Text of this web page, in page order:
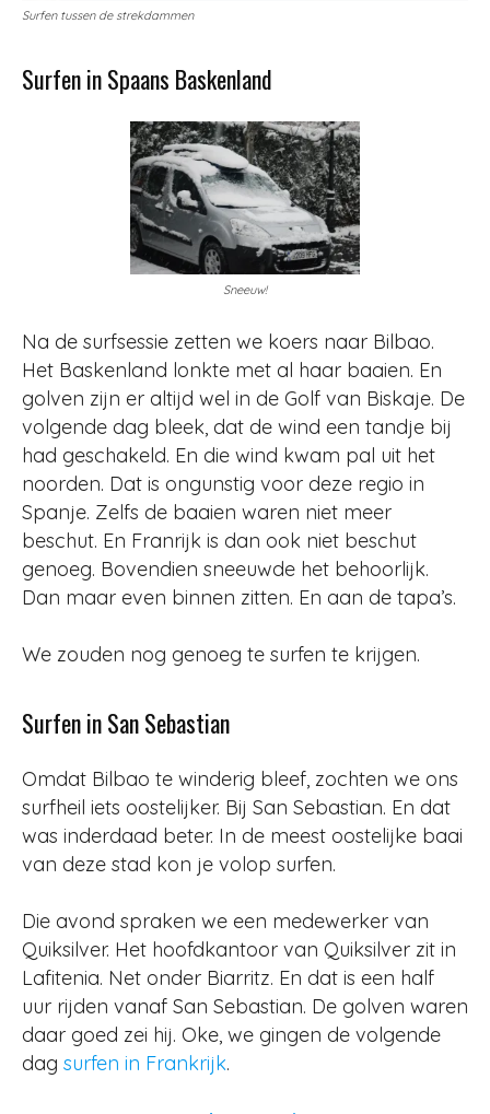
Surfen tussen de strekdammen
Surfen in Spaans Baskenland
Sneeuw!
Na de surfsessie zetten we koers naar Bilbao.
Het Baskenland lonkte met al haar baaien. En
golven zijn er altijd wel in de Golf van Biskaje. De
volgende dag bleek, dat de wind een tandje bij
had geschakeld. En die wind kwam pal uit het
noorden. Dat is ongunstig voor deze regio in
Spanje. Zelfs de baaien waren niet meer
beschut. En Franrijk is dan ook niet beschut
genoeg. Bovendien sneeuwde het behoorlijk.
Dan maar even binnen zitten. En aan de tapa’s.
We zouden nog genoeg te surfen te krijgen.
Surfen in San Sebastian
Omdat Bilbao te winderig bleef, zochten we ons
surfheil iets oostelijker. Bij San Sebastian. En dat
was inderdaad beter. In de meest oostelijke baai
van deze stad kon je volop surfen.
Die avond spraken we een medewerker van
Quiksilver. Het hoofdkantoor van Quiksilver zit in
Lafitenia. Net onder Biarritz. En dat is een half
uur rijden vanaf San Sebastian. De golven waren
daar goed zei hij. Oke, we gingen de volgende
dag surfen in Frankrijk.